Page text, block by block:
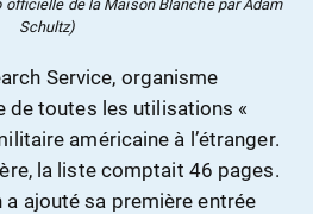
officielle de la Maison Blanche par Adam
Schultz)
Service, organisme
de toutes les utilisations «
américaine à l’étranger.
la liste comptait 46 pages.
ajouté sa première entrée